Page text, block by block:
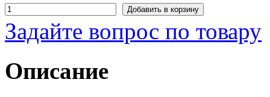
Задайте вопрос по товару
Описание